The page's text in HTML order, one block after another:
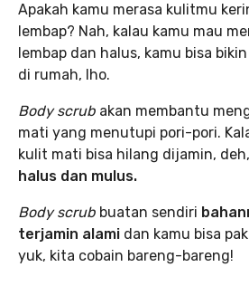
Apakah kamu merasa kulitmu
lembap? Nah, kalau kamu mau
lembap dan halus, kamu bisa bikin
di rumah, lho.
Body scrub akan membantu
mati yang menutupi pori-pori.
kulit mati bisa hilang dijamin, deh,
halus dan mulus.
Body scrub buatan sendiri
terjamin alami dan kamu bisa
yuk, kita cobain bareng-bareng!